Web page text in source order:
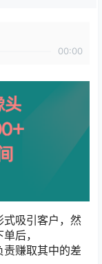
00:00
式吸引客户，然
后，
赚取其中的差